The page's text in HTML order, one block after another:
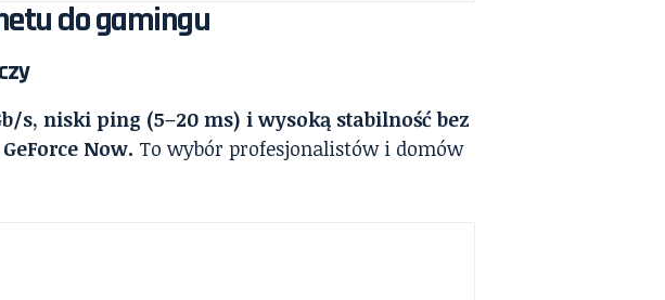
do gamingu
s, niski ping (5–20 ms) i wysoką stabilność bez
Now. To wybór profesjonalistów i domów